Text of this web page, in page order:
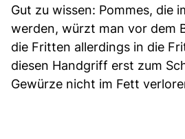
Gut zu wissen: Pommes, die
werden, würzt man vor dem
die Fritten allerdings in die
diesen Handgriff erst zum
Gewürze nicht im Fett